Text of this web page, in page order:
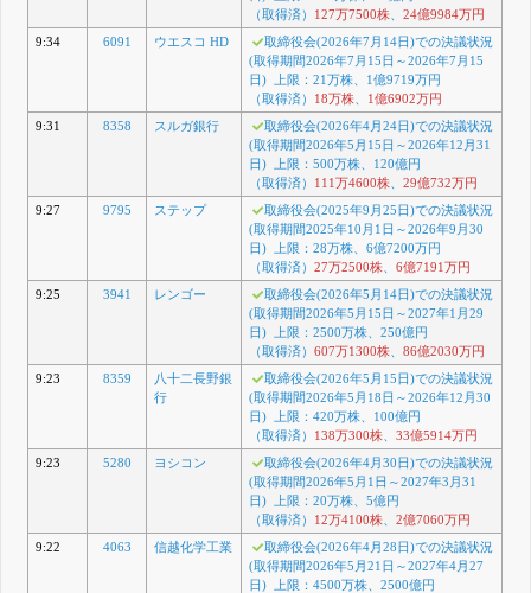
（取得済）
127万7500株、 24億9984万円
9:34
6091 ウエスコ HD
取締役会(2026年7月14日)での決議状況
(取得期間2026年7月15日～2026年7月15
日) 上限：21万株、1億9719万円
（取得済）
18万株、
1億6902万円
9:31
8358 スルガ銀行
取締役会(2026年4月24日)での決議状況
(取得期間2026年5月15日～2026年12月31
日) 上限：500万株、120億円
（取得済）
111万4600株、 29億732万円
9:27
9795 ステップ
取締役会(2025年9月25日)での決議状況
(取得期間2025年10月1日～2026年9月30
日) 上限：28万株、6億7200万円
（取得済） 27万2500株、 6億7191万円
9:25
3941 レンゴー
取締役会(2026年5月14日)での決議状況
(取得期間2026年5月15日～2027年1月29
日) 上限：2500万株、250億円
（取得済） 607万1300株、 86億2030万円
9:23
8359
八十二長野銀
行
取締役会(2026年5月15日)での決議状況
(取得期間2026年5月18日～2026年12月30
日) 上限：420万株、100億円
（取得済）
138万300株、 33億5914万円
9:23
5280 ヨシコン
取締役会(2026年4月30日)での決議状況
(取得期間2026年5月1日～2027年3月31
日) 上限：20万株、5億円
（取得済）
12万4100株、 2億7060万円
9:22
4063 信越化学工業
取締役会(2026年4月28日)での決議状況
(取得期間2026年5月21日～2027年4月27
日) 上限：4500万株、2500億円